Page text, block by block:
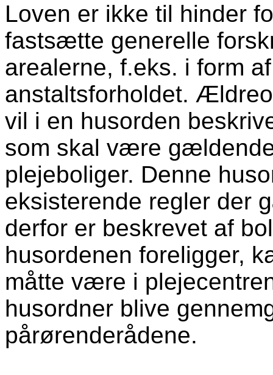
Loven er ikke til hinder
fastsætte generelle
arealerne, f.eks. i form
anstaltsforholdet.
vil i en husorden
som skal være
plejeboliger. Denne
eksisterende regler der
derfor er beskrevet af
husordenen foreligger,
måtte være i
husordner blive
pårørenderådene.